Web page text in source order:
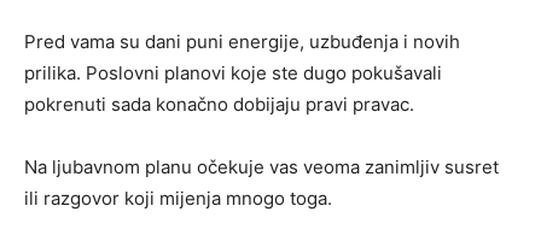
Pred vama su dani puni energije, uzbuđenja i novih
prilika. Poslovni planovi koje ste dugo pokušavali
pokrenuti sada konačno dobijaju pravi pravac.
Na ljubavnom planu očekuje vas veoma zanimljiv susret
ili razgovor koji mijenja mnogo toga.